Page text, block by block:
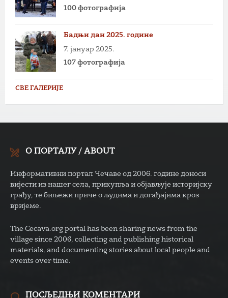
100 фотографија
Бадњи дан 2025. године
7. јануар 2025.
107 фотографија
СВЕ ГАЛЕРИЈЕ
О ПОРТАЛУ / ABOUT
Информативни портал Чечаве од 2006. године доноси
вијести из нашег села, прикупља и објављује историјску
грађу, те биљежи приче о људима и догађајима кроз
вријеме.
The Cecava.org portal has been sharing news from the
village since 2006, collecting and publishing historical
materials, and documenting stories about local people and
events over time.
ПОСЉЕДЊИ КОМЕНТАРИ